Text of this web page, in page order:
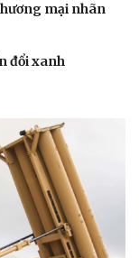
mại nhãn
đổi xanh